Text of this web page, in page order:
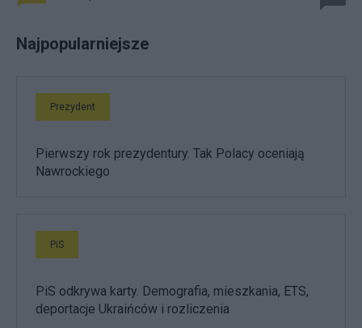
Najpopularniejsze
Prezydent
Pierwszy rok prezydentury. Tak Polacy oceniają
Nawrockiego
PiS
PiS odkrywa karty. Demografia, mieszkania, ETS,
deportacje Ukraińców i rozliczenia